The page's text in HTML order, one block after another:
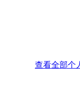
查看全部个